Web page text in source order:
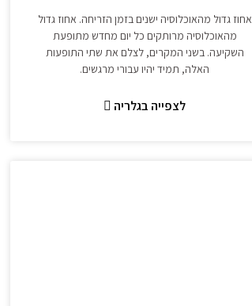
אחוז גדול מהאוכלוסיה ישנים בזמן הזריחה. אחוז גדול
מהאוכלוסיה מרותקים כל יום מחדש מתופעת
השקיעה. בשני המקרים, לצלם את שתי התופעות
האלה, תמיד יהיו עבורי מרגשים.
לצפייה בגלריה